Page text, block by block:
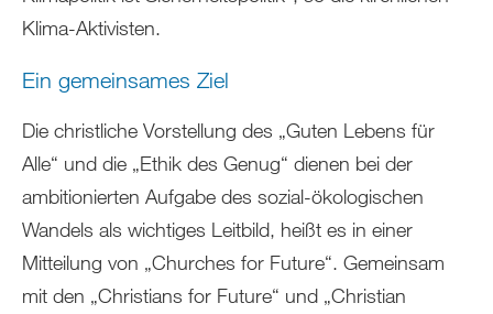
Klima-Aktivisten.
Ein gemeinsames Ziel
Die christliche Vorstellung des „Guten Lebens für
Alle“ und die „Ethik des Genug“ dienen bei der
ambitionierten Aufgabe des sozial-ökologischen
Wandels als wichtiges Leitbild, heißt es in einer
Mitteilung von „Churches for Future“. Gemeinsam
mit den „Christians for Future“ und „Christian